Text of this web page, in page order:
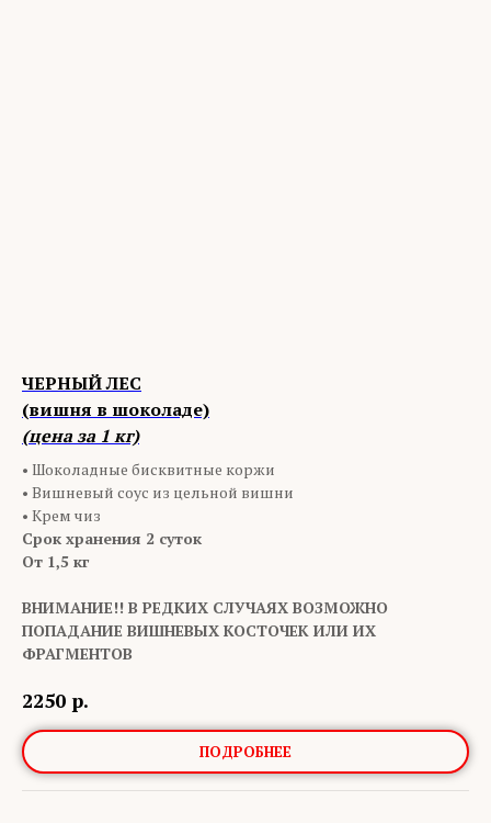
ЧЕРНЫЙ ЛЕС
(вишня в шоколаде)
(цена за 1 кг)
• Шоколадные бисквитные коржи
• Вишневый соус из цельной вишни
• Крем чиз
Срок хранения 2 суток
От 1,5 кг
ВНИМАНИЕ!! В РЕДКИХ СЛУЧАЯХ ВОЗМОЖНО
ПОПАДАНИЕ ВИШНЕВЫХ КОСТОЧЕК ИЛИ ИХ
ФРАГМЕНТОВ
2250 р.
ПОДРОБНЕЕ